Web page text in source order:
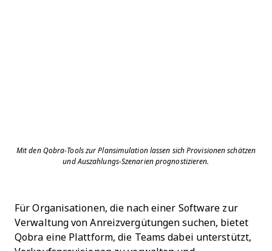
Mit den Qobra-Tools zur Plansimulation lassen sich Provisionen schätzen
und Auszahlungs-Szenarien prognostizieren.
Für Organisationen, die nach einer Software zur
Verwaltung von Anreizvergütungen suchen, bietet
Qobra eine Plattform, die Teams dabei unterstützt,